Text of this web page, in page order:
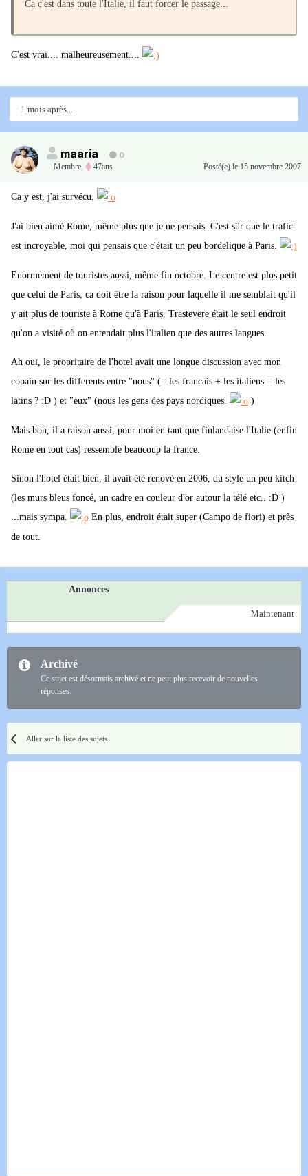
Ca c'est dans toute l'Italie, il faut forcer le passage...
C'est vrai.... malheureusement....
1 mois après...
maaria
0
Membre, 47ans Posté(e) le 15 novembre 2007
Ca y est, j'ai survécu.
J'ai bien aimé Rome, même plus que je ne pensais. C'est sûr que le trafic
est incroyable, moi qui pensais que c'était un peu bordelique à Paris.
Enormement de touristes aussi, même fin octobre. Le centre est plus petit
que celui de Paris, ca doit être la raison pour laquelle il me semblait qu'il
y ait plus de touriste à Rome qu'à Paris. Trastevere était le seul endroit
qu'on a visité où on entendait plus l'italien que des autres langues.
Ah oui, le propritaire de l'hotel avait une longue discussion avec mon
copain sur les differents entre "nous" (= les francais + les italiens = les
latins ? :D ) et "eux" (nous les gens des pays nordiques.
)
Mais bon, il a raison aussi, pour moi en tant que finlandaise l'Italie (enfin
Rome en tout cas) ressemble beaucoup la france.
Sinon l'hotel était bien, il avait été renové en 2006, du style un peu kitch
(les murs bleus foncé, un cadre en couleur d'or autour la télé etc.. :D )
...mais sympa.
En plus, endroit était super (Campo de fiori) et près
de tout.
Annonces
Maintenant
Archivé
Ce sujet est désormais archivé et ne peut plus recevoir de nouvelles
réponses.
Aller sur la liste des sujets